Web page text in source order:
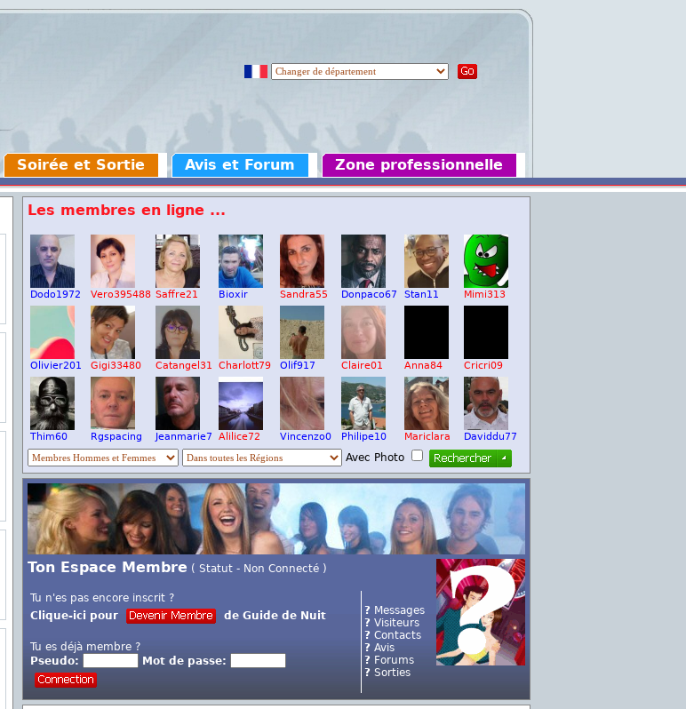
Soirée et Sortie Avis et Forum Zone professionnelle
Les membres en ligne ...
Dodo1972 Vero395488 Saffre21 Bioxir Sandra55 Donpaco67 Stan11 Mimi313
Olivier201 Gigi33480 Catangel31 Charlott79 Olif917 Claire01 Anna84 Cricri09
Thim60 Rgspacing Jeanmarie7 Alilice72 Vincenzo0 Philipe10 Mariclara Daviddu77
Avec Photo
Ton Espace Membre ( Statut - Non Connecté )
Tu n'es pas encore inscrit ?
Clique-ici pour
de Guide de Nuit
Tu es déjà membre ?
Pseudo:
Mot de passe:
? Messages
? Visiteurs
? Contacts
? Avis
? Forums
? Sorties